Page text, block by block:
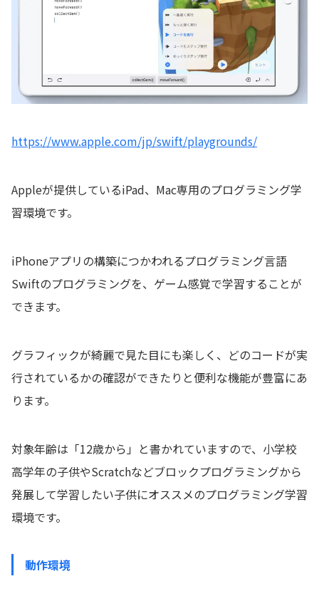
https://www.apple.com/jp/swift/playgrounds/
Appleが提供しているiPad、Mac専用のプログラミング学
習環境です。
iPhoneアプリの構築につかわれるプログラミング言語
Swiftのプログラミングを、ゲーム感覚で学習することが
できます。
グラフィックが綺麗で見た目にも楽しく、どのコードが実
行されているかの確認ができたりと便利な機能が豊富にあ
ります。
対象年齢は「12歳から」と書かれていますので、小学校
高学年の子供やScratchなどブロックプログラミングから
発展して学習したい子供にオススメのプログラミング学習
環境です。
動作環境